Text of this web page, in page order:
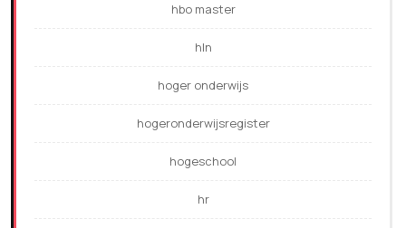
hbo master
hln
hoger onderwijs
hogeronderwijsregister
hogeschool
hr